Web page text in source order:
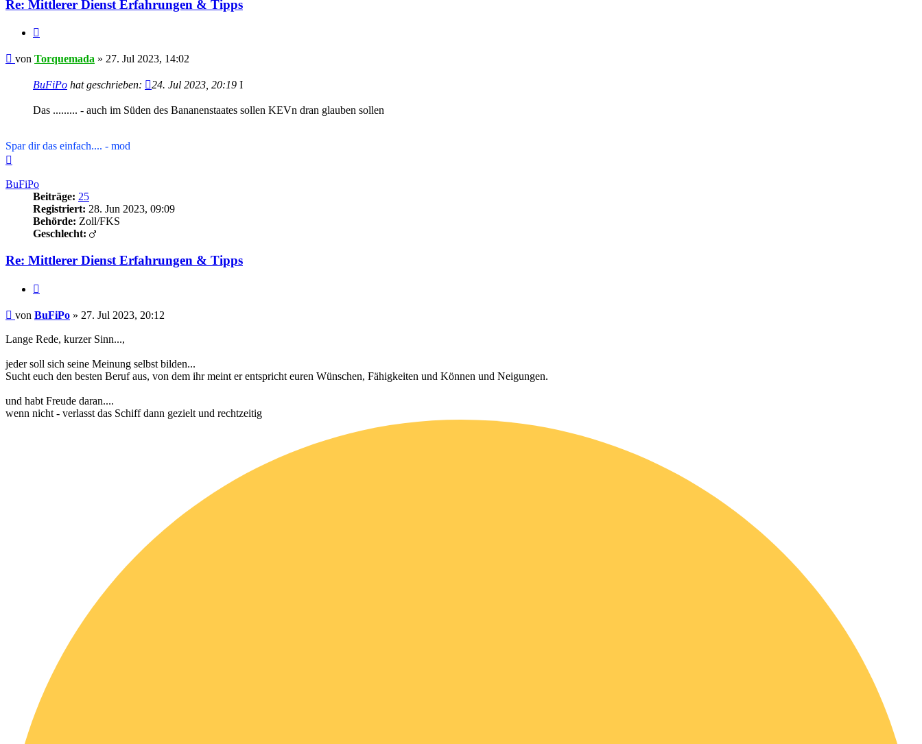
Re: Mittlerer Dienst Erfahrungen & Tipps
Beitrag
von Torquemada » 27. Jul 2023, 14:02
BuFiPo hat geschrieben: 24. Jul 2023, 20:19 I
Das ......... - auch im Süden des Bananenstaates sollen KEVn dran glauben sollen
Spar dir das einfach.... - mod
BuFiPo
Beiträge: 25
Registriert: 28. Jun 2023, 09:09
Behörde: Zoll/FKS
Geschlecht:
Re: Mittlerer Dienst Erfahrungen & Tipps
Beitrag
von BuFiPo » 27. Jul 2023, 20:12
Lange Rede, kurzer Sinn...,
jeder soll sich seine Meinung selbst bilden...
Sucht euch den besten Beruf aus, von dem ihr meint er entspricht euren Wünschen, Fähigkeiten und Können und Neigungen.
und habt Freude daran....
wenn nicht - verlasst das Schiff dann gezielt und rechtzeitig